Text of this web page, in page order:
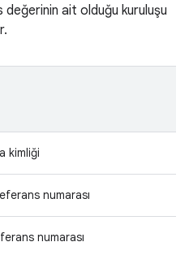
ait olduğu kuruluşu
kimliği
numarası
numarası